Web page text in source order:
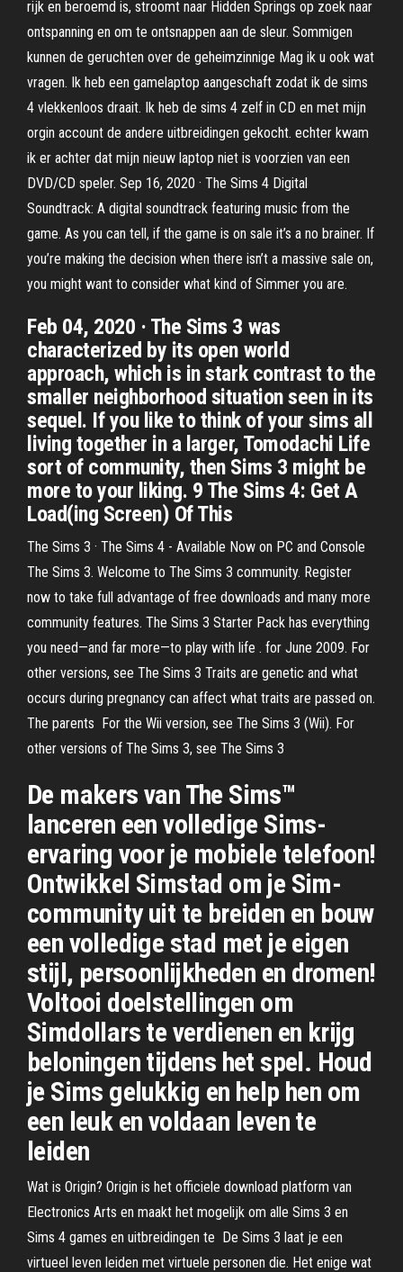
rijk en beroemd is, stroomt naar Hidden Springs op zoek naar
ontspanning en om te ontsnappen aan de sleur. Sommigen
kunnen de geruchten over de geheimzinnige Mag ik u ook wat
vragen. Ik heb een gamelaptop aangeschaft zodat ik de sims
4 vlekkenloos draait. Ik heb de sims 4 zelf in CD en met mijn
orgin account de andere uitbreidingen gekocht. echter kwam
ik er achter dat mijn nieuw laptop niet is voorzien van een
DVD/CD speler. Sep 16, 2020 · The Sims 4 Digital
Soundtrack: A digital soundtrack featuring music from the
game. As you can tell, if the game is on sale it’s a no brainer. If
you’re making the decision when there isn’t a massive sale on,
you might want to consider what kind of Simmer you are.
Feb 04, 2020 · The Sims 3 was
characterized by its open world
approach, which is in stark contrast to the
smaller neighborhood situation seen in its
sequel. If you like to think of your sims all
living together in a larger, Tomodachi Life
sort of community, then Sims 3 might be
more to your liking. 9 The Sims 4: Get A
Load(ing Screen) Of This
The Sims 3 · The Sims 4 - Available Now on PC and Console
The Sims 3. Welcome to The Sims 3 community. Register
now to take full advantage of free downloads and many more
community features. The Sims 3 Starter Pack has everything
you need—and far more—to play with life . for June 2009. For
other versions, see The Sims 3 Traits are genetic and what
occurs during pregnancy can affect what traits are passed on.
The parents For the Wii version, see The Sims 3 (Wii). For
other versions of The Sims 3, see The Sims 3
De makers van The Sims™
lanceren een volledige Sims-
ervaring voor je mobiele telefoon!
Ontwikkel Simstad om je Sim-
community uit te breiden en bouw
een volledige stad met je eigen
stijl, persoonlijkheden en dromen!
Voltooi doelstellingen om
Simdollars te verdienen en krijg
beloningen tijdens het spel. Houd
je Sims gelukkig en help hen om
een leuk en voldaan leven te
leiden
Wat is Origin? Origin is het officiele download platform van
Electronics Arts en maakt het mogelijk om alle Sims 3 en
Sims 4 games en uitbreidingen te De Sims 3 laat je een
virtueel leven leiden met virtuele personen die. Het enige wat